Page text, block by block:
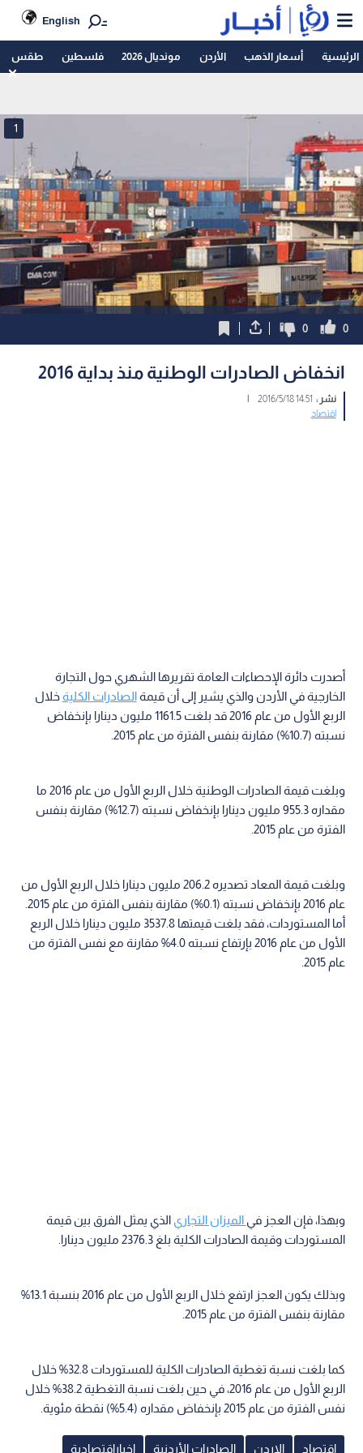
English
الرئيسية أسعار الذهب الأردن مونديال 2026 فلسطين طقس
1
0
0
انخفاض الصادرات الوطنية منذ بداية 2016
نشر : 14:51 2016/5/18
|
اقتصاد
أصدرت دائرة الإحصاءات العامة تقريرها الشهري حول التجارة
الخارجية في الأردن والذي يشير إلى أن قيمةالصادرات الكليةخلال
الربع الأول من عام 2016 قد بلغت 1161.5 مليون دينارا بإنخفاض
نسبته (10.7%) مقارنة بنفس الفترة من عام 2015.
وبلغت قيمة الصادرات الوطنية خلال الربع الأول من عام 2016 ما
مقداره 955.3 مليون دينارا بإنخفاض نسبته (12.7%) مقارنة بنفس
الفترة من عام 2015.
وبلغت قيمة المعاد تصديره 206.2 مليون دينارا خلال الربع الأول من
عام 2016 بإنخفاض نسبته (0.1%) مقارنة بنفس الفترة من عام 2015.
أما المستوردات، فقد بلغت قيمتها 3537.8 مليون دينارا خلال الربع
الأول من عام 2016 بإرتفاع نسبته 4.0% مقارنة مع نفس الفترة من
عام 2015.
وبهذا، فإن العجز في الميزان التجاري الذي يمثل الفرق بين قيمة
المستوردات وقيمة الصادرات الكلية بلغ 2376.3 مليون دينارا.
وبذلك يكون العجز ارتفع خلال الربع الأول من عام 2016 بنسبة 13.1%
مقارنة بنفس الفترة من عام 2015.
كما بلغت نسبة تغطية الصادرات الكلية للمستوردات 32.8% خلال
الربع الأول من عام 2016، في حين بلغت نسبة التغطية 38.2% خلال
نفس الفترة من عام 2015 بإنخفاض مقداره (5.4%) نقطة مئوية.
اقتصاد الاردن الصادرات الأردنية اخباراقتصادية